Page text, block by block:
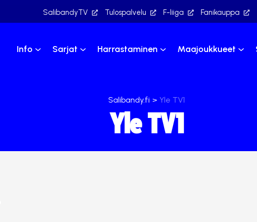
SalibandyTV Tulospalvelu F-liiga Fanikauppa
Info Sarjat Harrastaminen Maajoukkueet
Salibandy.fi > Yle TV1
Yle TV1